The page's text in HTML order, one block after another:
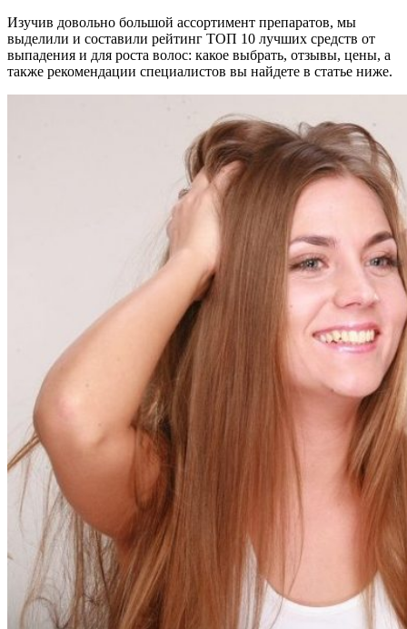
Изучив довольно большой ассортимент препаратов, мы
выделили и составили рейтинг ТОП 10 лучших средств от
выпадения и для роста волос: какое выбрать, отзывы, цены, а
также рекомендации специалистов вы найдете в статье ниже.